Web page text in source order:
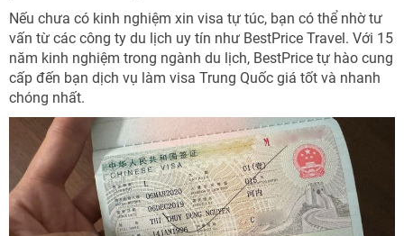
Nếu chưa có kinh nghiệm xin visa tự túc, bạn có thể nhờ tư
vấn từ các công ty du lịch uy tín như BestPrice Travel. Với 15
năm kinh nghiệm trong ngành du lịch, BestPrice tự hào cung
cấp đến bạn dịch vụ làm visa Trung Quốc giá tốt và nhanh
chóng nhất.